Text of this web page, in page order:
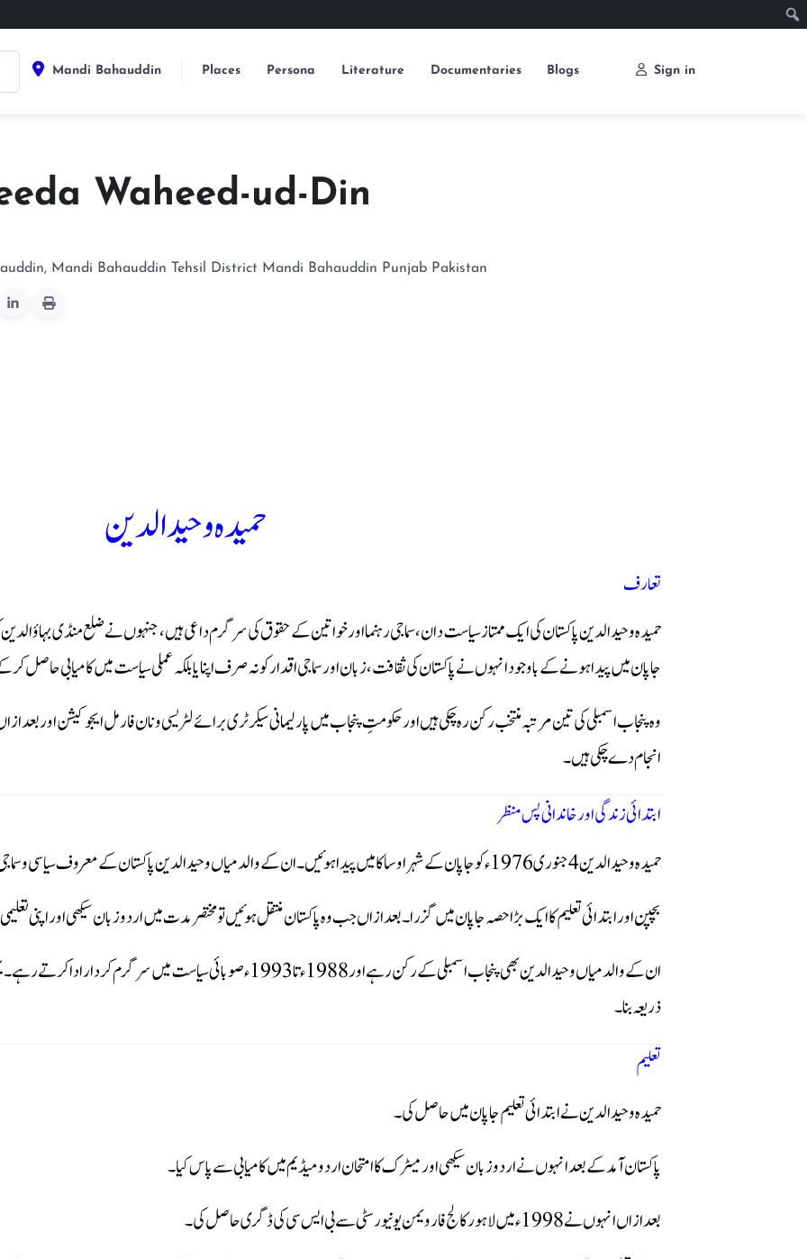
Mandi Bahauddin Places Persona Literature Documentaries Blogs Sign in
Waheed-ud-Din
Mandi Bahauddin Tehsil District Mandi Bahauddin Punjab Pakistan
حمیدہ وحیدالدین
تعارف
حمیدہ وحیدالدین پاکستان کی ایک ممتاز سیاست دان، سماجی رہنما اور خواتین کے حقوق کی سرگرم داعی ہیں، جنہوں نے ضلع منڈی
جاپان میں پیدا ہونے کے باوجود انہوں نے پاکستان کی ثقافت، زبان اور سماجی اقدار کو نہ صرف اپنایا بلکہ عملی سیاست میں کامیابی
وہ پنجاب اسمبلی کی تین مرتبہ منتخب رکن رہ چکی ہیں اور حکومتِ پنجاب میں پارلیمانی سیکرٹری برائے لٹریسی و نان فارمل ایجوکیشن اور
انجام دے چکی ہیں۔
ابتدائی زندگی اور خاندانی پس منظر
حمیدہ وحیدالدین 4 جنوری 1976ء کو جاپان کے شہر اوساکا میں پیدا ہوئیں۔ ان کے والد میاں وحیدالدین پاکستان کے معروف سیاسی و سماجی خاندان سے تعلق رکھتے تھے جبکہ والدہ جاپانی تھیں۔
بچپن اور ابتدائی تعلیم کا ایک بڑا حصہ جاپان میں گزرا۔ بعد ازاں جب وہ پاکستان منتقل ہوئیں تو مختصر مدت میں اردو زبان سیکھی اور اپنی
ان کے والد میاں وحیدالدین بھی پنجاب اسمبلی کے رکن رہے اور 1988ء تا 1993ء صوبائی
ذریعہ بنا۔
تعلیم
حمیدہ وحیدالدین نے ابتدائی تعلیم جاپان میں حاصل کی۔
پاکستان آمد کے بعد انہوں نے اردو زبان سیکھی اور میٹرک کا امتحان اردو میڈیم میں کامیابی سے پاس کیا۔
بعد ازاں انہوں نے 1998ء میں لاہور کالج فار ویمن یونیورسٹی سے بی ایس سی کی ڈگری حاصل کی۔